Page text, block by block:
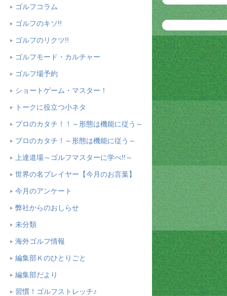
ゴルフコラム
ゴルフのキソ!!
ゴルフのリクツ!!
ゴルフモード・カルチャー
ゴルフ場予約
ショートゲーム・マスター！
トークに役立つ小ネタ
プロのカタチ！！～形態は機能に従う～
プロのカタチ！～形態は機能に従う～
上達道場～ゴルフマスターに学べ!!～
世界の名プレイヤー【今月のお言葉】
今月のアンケート
弊社からのおしらせ
未分類
海外ゴルフ情報
編集部Ｋのひとりごと
編集部だより
習慣！ゴルフストレッチ♪